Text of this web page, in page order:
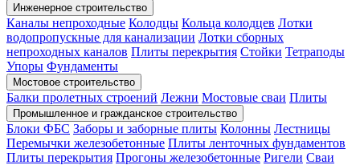
Инженерное строительство
Каналы непроходные Колодцы Кольца колодцев Лотки
водопропускные для канализации Лотки сборных
непроходных каналов Плиты перекрытия Стойки Тетраподы
Упоры Фундаменты
Мостовое строительство
Балки пролетных строений Лежни Мостовые сваи Плиты
Промышленное и гражданское строительство
Блоки ФБС Заборы и заборные плиты Колонны Лестницы
Перемычки железобетонные Плиты ленточных фундаментов
Плиты перекрытия Прогоны железобетонные Ригели Сваи